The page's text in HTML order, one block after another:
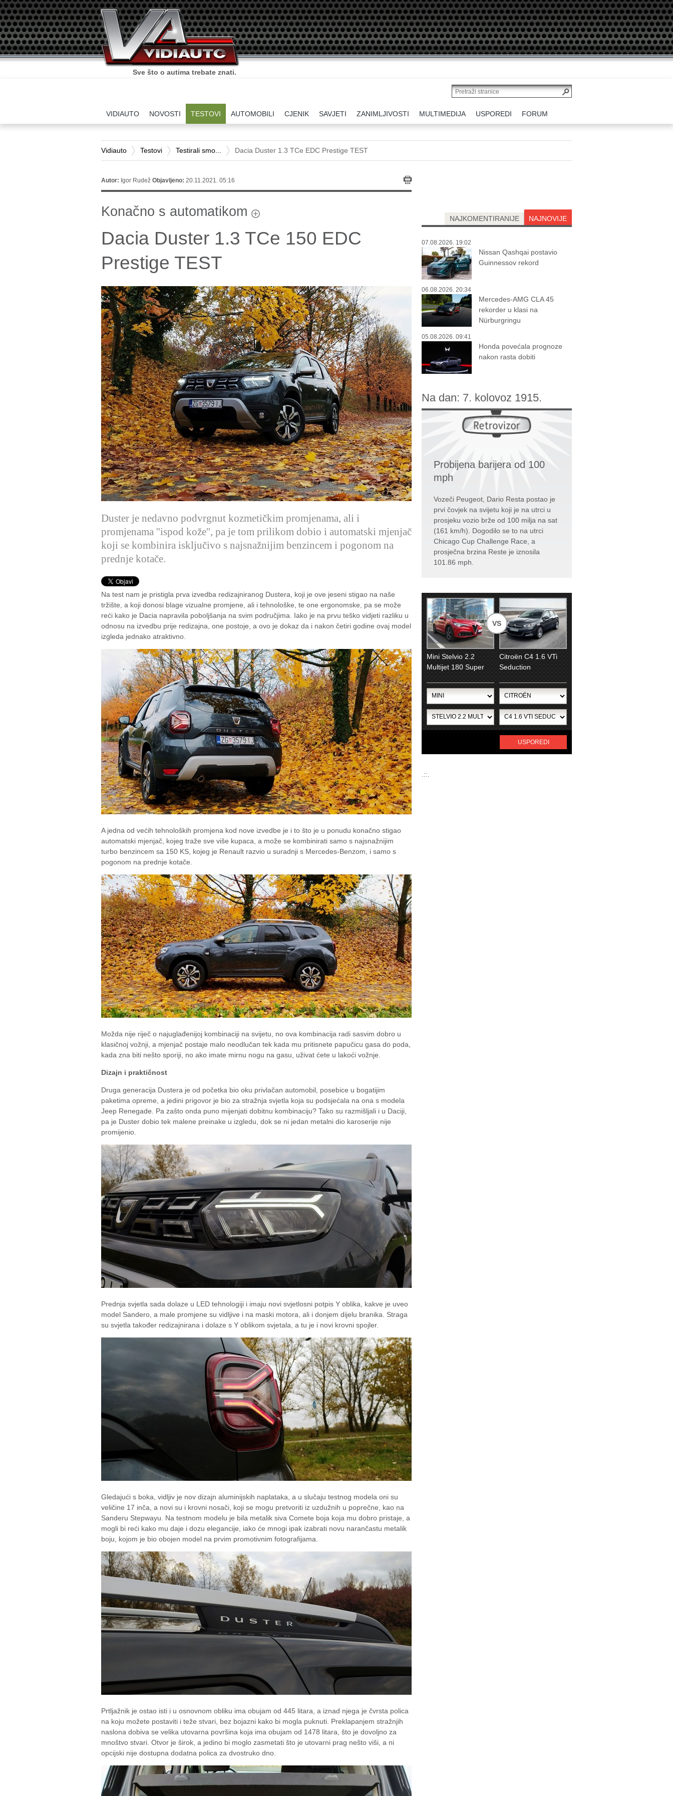
Sve što o autima trebate znati.
VIDIAUTO NOVOSTI TESTOVI AUTOMOBILI CJENIK SAVJETI ZANIMLJIVOSTI MULTIMEDIJA USPOREDI FORUM
Vidiauto Testovi Testirali smo... Dacia Duster 1.3 TCe EDC Prestige TEST
Autor: Igor Rudež Objavljeno: 20.11.2021. 05:16
Konačno s automatikom
Dacia Duster 1.3 TCe 150 EDC
Prestige TEST
Duster je nedavno podvrgnut kozmetičkim promjenama, ali i
promjenama ''ispod kože'', pa je tom prilikom dobio i automatski mjenjač
koji se kombinira isključivo s najsnažnijim benzincem i pogonom na
prednje kotače.
Na test nam je pristigla prva izvedba redizajniranog Dustera, koji je ove jeseni stigao na naše
tržište, a koji donosi blage vizualne promjene, ali i tehnološke, te one ergonomske, pa se može
reći kako je Dacia napravila poboljšanja na svim područjima. Iako je na prvu teško vidjeti razliku u
odnosu na izvedbu prije redizajna, one postoje, a ovo je dokaz da i nakon četiri godine ovaj model
izgleda jednako atraktivno.
A jedna od većih tehnoloških promjena kod nove izvedbe je i to što je u ponudu konačno stigao
automatski mjenjač, kojeg traže sve više kupaca, a može se kombinirati samo s najsnažnijim
turbo benzincem sa 150 KS, kojeg je Renault razvio u suradnji s Mercedes-Benzom, i samo s
pogonom na prednje kotače.
Možda nije riječ o najuglađenijoj kombinaciji na svijetu, no ova kombinacija radi sasvim dobro u
klasičnoj vožnji, a mjenjač postaje malo neodlučan tek kada mu pritisnete papučicu gasa do poda,
kada zna biti nešto sporiji, no ako imate mirnu nogu na gasu, uživat ćete u lakoći vožnje.
Dizajn i praktičnost
Druga generacija Dustera je od početka bio oku privlačan automobil, posebice u bogatijim
paketima opreme, a jedini prigovor je bio za stražnja svjetla koja su podsjećala na ona s modela
Jeep Renegade. Pa zašto onda puno mijenjati dobitnu kombinaciju? Tako su razmišljali i u Daciji,
pa je Duster dobio tek malene preinake u izgledu, dok se ni jedan metalni dio karoserije nije
promijenio.
Prednja svjetla sada dolaze u LED tehnologiji i imaju novi svjetlosni potpis Y oblika, kakve je uveo
model Sandero, a male promjene su vidljive i na maski motora, ali i donjem dijelu branika. Straga
su svjetla također redizajnirana i dolaze s Y oblikom svjetala, a tu je i novi krovni spojler.
Gledajući s boka, vidljiv je nov dizajn aluminijskih naplataka, a u slučaju testnog modela oni su
veličine 17 inča, a novi su i krovni nosači, koji se mogu pretvoriti iz uzdužnih u poprečne, kao na
Sanderu Stepwayu. Na testnom modelu je bila metalik siva Comete boja koja mu dobro pristaje, a
mogli bi reći kako mu daje i dozu elegancije, iako će mnogi ipak izabrati novu narančastu metalik
boju, kojom je bio obojen model na prvim promotivnim fotografijama.
Prtljažnik je ostao isti i u osnovnom obliku ima obujam od 445 litara, a iznad njega je čvrsta polica
na koju možete postaviti i teže stvari, bez bojazni kako bi mogla puknuti. Preklapanjem stražnjih
naslona dobiva se velika utovarna površina koja ima obujam od 1478 litara, što je dovoljno za
mnoštvo stvari. Otvor je širok, a jedino bi moglo zasmetati što je utovarni prag nešto viši, a ni
opcijski nije dostupna dodatna polica za dvostruko dno.
NAJNOVIJE
NAJKOMENTIRANIJE
07.08.2026. 19:02
Nissan Qashqai postavio
Guinnessov rekord
06.08.2026. 20:34
Mercedes-AMG CLA 45
rekorder u klasi na
Nürburgringu
05.08.2026. 09:41
Honda povećala prognoze
nakon rasta dobiti
Na dan: 7. kolovoz 1915.
Probijena barijera od 100
mph
Vozeči Peugeot, Dario Resta postao je
prvi čovjek na svijetu koji je na utrci u
prosjeku vozio brže od 100 milja na sat
(161 km/h). Dogodilo se to na utrci
Chicago Cup Challenge Race, a
prosječna brzina Reste je iznosila
101.86 mph.
VS
Mini Stelvio 2.2
Multijet 180 Super
Citroën C4 1.6 VTi
Seduction
USPOREDI
.::.